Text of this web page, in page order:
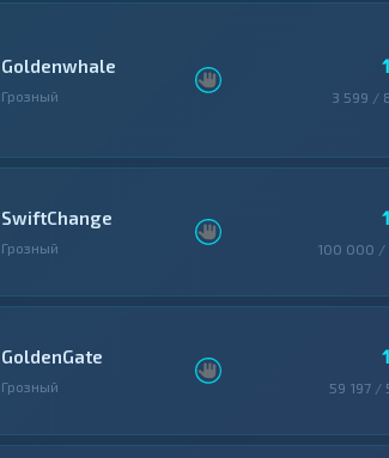
Goldenwhale
Грозный
1
3 599 /
SwiftChange
Грозный
1
100 000 /
GoldenGate
Грозный
1
59 197 /